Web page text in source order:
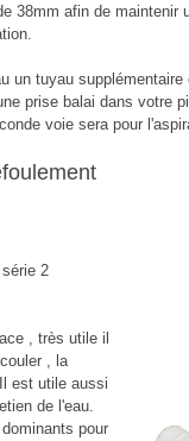
38mm afin de maintenir
un tuyau
prise balai dans votre
voie sera pour
2
, très utile il
, la
est utile aussi
de l'eau.
pour